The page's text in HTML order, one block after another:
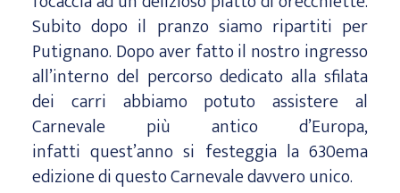
Subito dopo il pranzo siamo ripartiti per
Putignano. Dopo aver fatto il nostro ingresso
all’interno del percorso dedicato alla sfilata
dei carri abbiamo potuto assistere al
Carnevale più antico d’Europa,
infatti quest’anno si festeggia la 630ema
edizione di questo Carnevale davvero unico.